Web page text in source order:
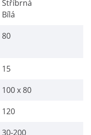
Stříbrná
Bílá
80
15
100 x 80
120
30-200